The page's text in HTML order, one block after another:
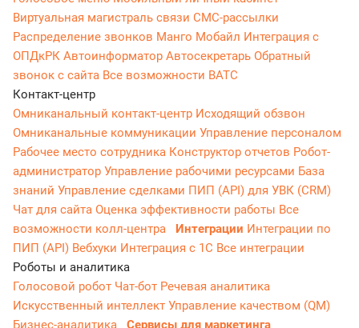
Виртуальная магистраль связи СМС-рассылки
Распределение звонков Манго Мобайл Интеграция с
ОПДкРК Автоинформатор Автосекретарь Обратный
звонок с сайта Все возможности ВАТС
Контакт-центр
Омниканальный контакт-центр Исходящий обзвон
Омниканальные коммуникации Управление персоналом
Рабочее место сотрудника Конструктор отчетов Робот-
администратор Управление рабочими ресурсами База
знаний Управление сделками ПИП (API) для УВК (CRM)
Чат для сайта Оценка эффективности работы Все
возможности колл-центра
Интеграции Интеграции по
ПИП (API) Вебхуки Интеграция с 1С Все интеграции
Роботы и аналитика
Голосовой робот Чат-бот Речевая аналитика
Искусственный интеллект Управление качеством (QM)
Бизнес-аналитика
Сервисы для маркетинга